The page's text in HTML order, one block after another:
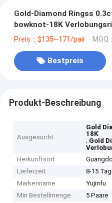
Gold-Diamond Ringss
bowknot-18K
Preis：$135~171/pair MOQ
Bestpreis
Produkt-Beschreibung
Ausgesucht
Gold
18K
, Gold
Herkunftsort
Lieferzeit
8-15
Markenname
Yujinfu
Min Bestellmenge
5 Paare